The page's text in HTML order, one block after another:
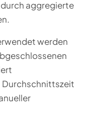
aggregierte
werden